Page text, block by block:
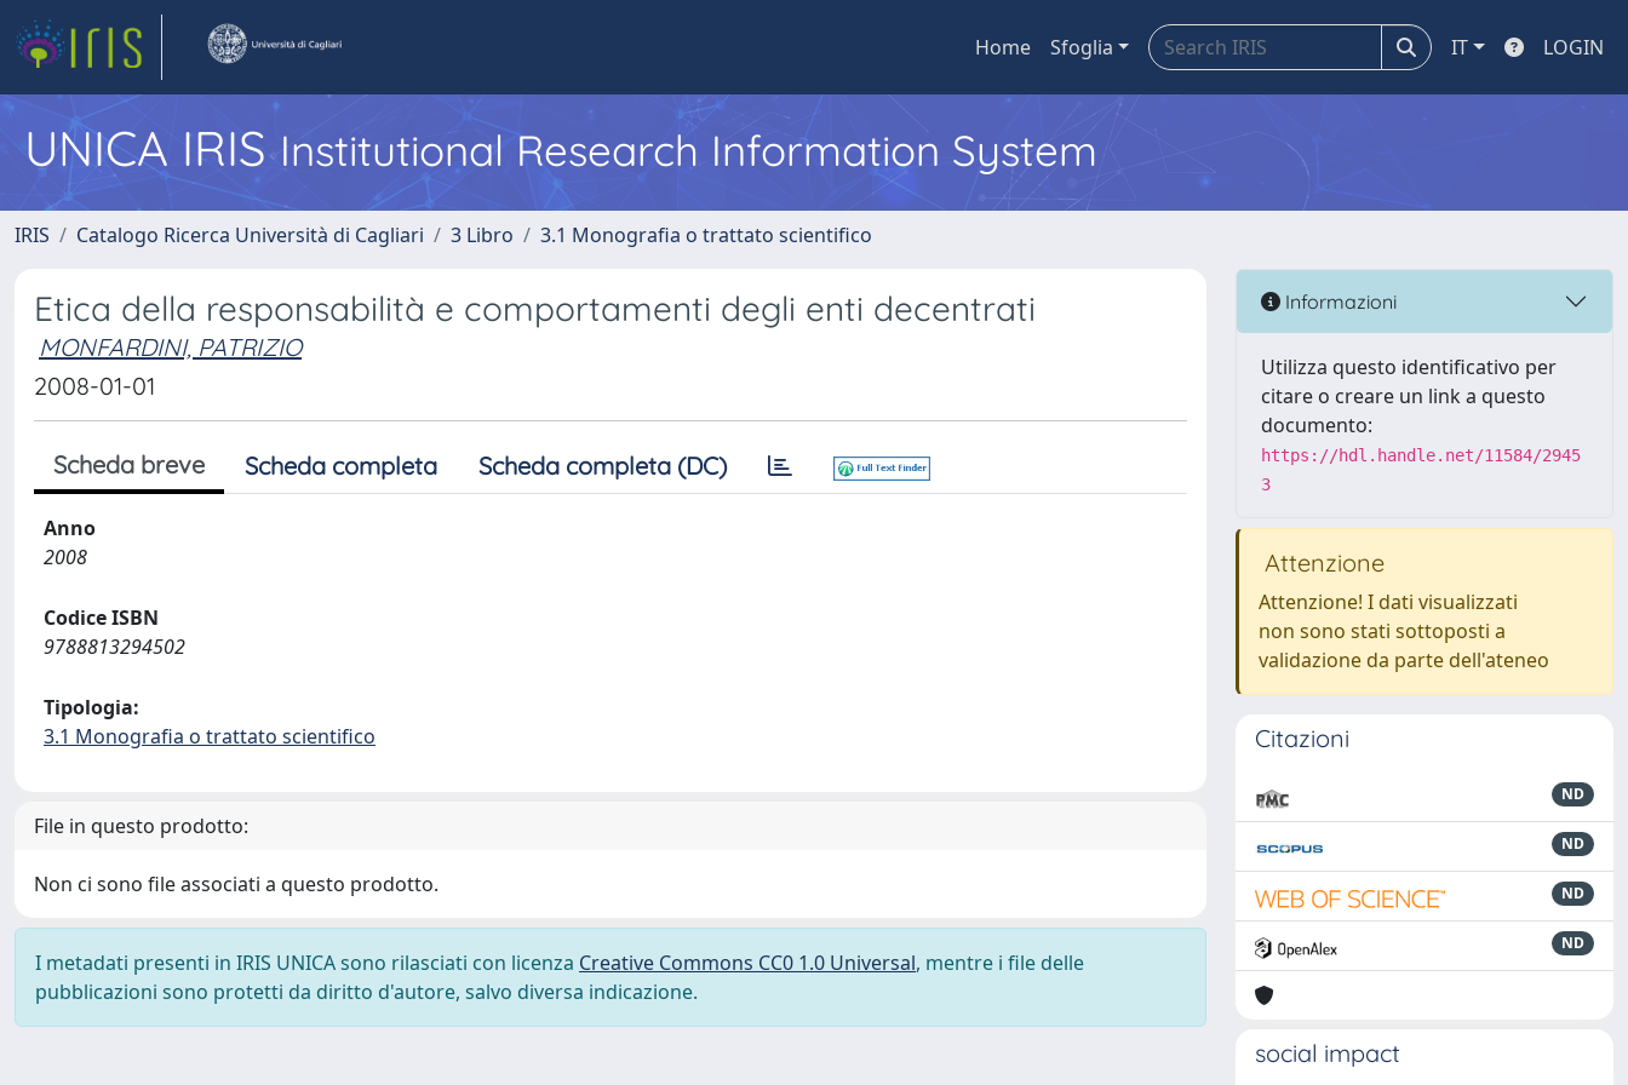
Home Sfoglia IT LOGIN
UNICA IRISInstitutional Research Information System
IRIS Catalogo Ricerca Università di Cagliari 3 Libro 3.1 Monografia o trattato scientifico
Etica della responsabilità e comportamenti degli enti decentrati
MONFARDINI, PATRIZIO
2008-01-01
Scheda breve Scheda completa Scheda completa (DC)
Anno
2008
Codice ISBN
9788813294502
Tipologia:
3.1 Monografia o trattato scientifico
File in questo prodotto:
Non ci sono file associati a questo prodotto.
I metadati presenti in IRIS UNICA sono rilasciati con licenza Creative Commons CC0 1.0 Universal, mentre i file delle
pubblicazioni sono protetti da diritto d'autore, salvo diversa indicazione.
Informazioni
Utilizza questo identificativo per
citare o creare un link a questo
documento:
https://hdl.handle.net/11584/2945
3
Attenzione
Attenzione! I dati visualizzati
non sono stati sottoposti a
validazione da parte dell'ateneo
Citazioni
ND
ND
ND
ND
social impact